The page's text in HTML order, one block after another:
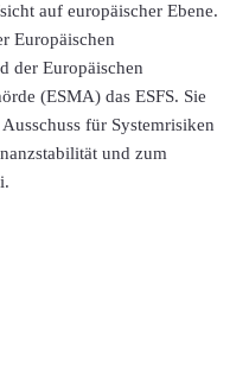
auf europäischer Ebene.
Europäischen
der Europäischen
(ESMA) das ESFS. Sie
für Systemrisiken
und zum